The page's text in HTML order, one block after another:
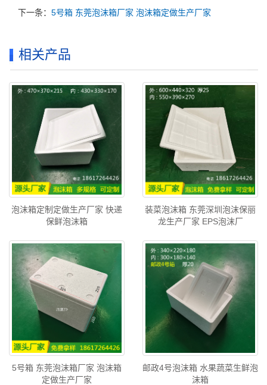
下一条： 5号箱 东莞泡沫箱厂家 泡沫箱定做生产厂家
相关产品
泡沫箱定制定做生产厂家 快递
保鲜泡沫箱
装菜泡沫箱 东莞深圳泡沫保丽
龙生产厂家 EPS泡沫厂
5号箱 东莞泡沫箱厂家 泡沫箱
定做生产厂家
邮政4号泡沫箱 水果蔬菜生鲜泡
沫箱